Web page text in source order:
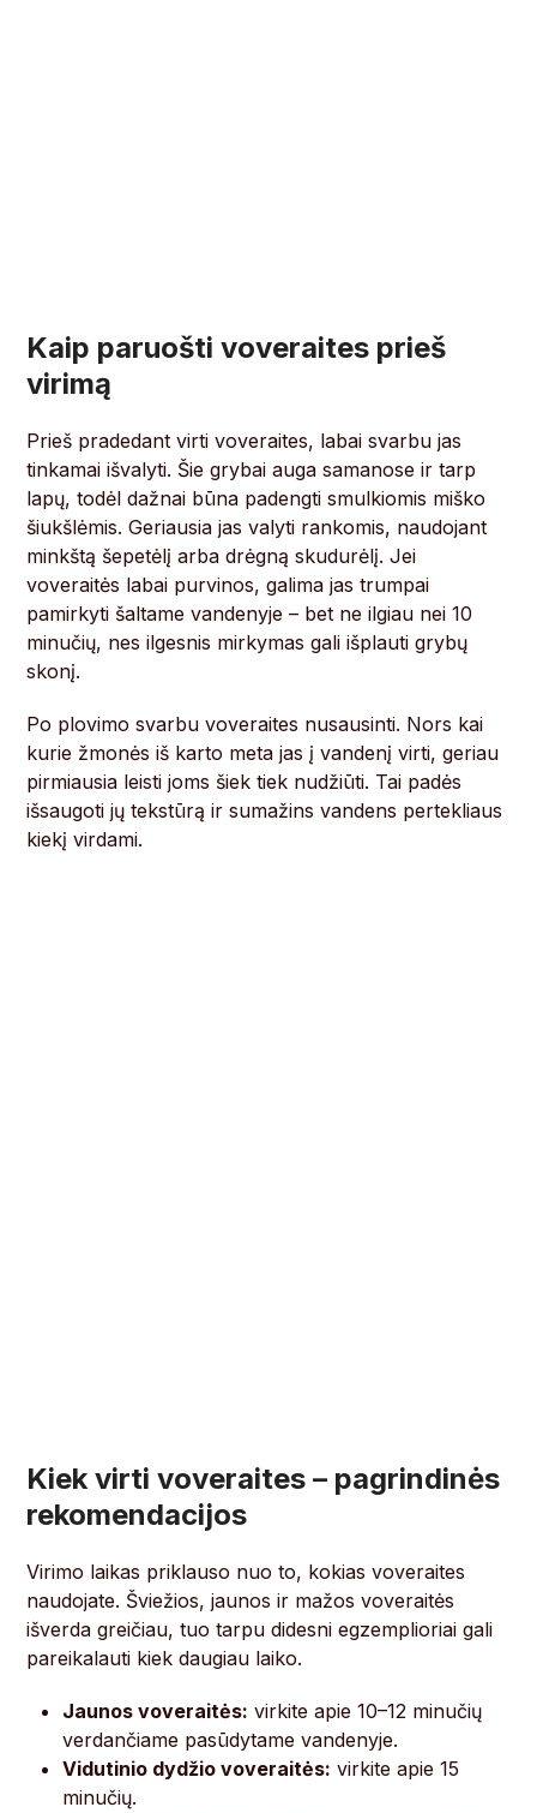
Kaip paruošti voveraites prieš
virimą
Prieš pradedant virti voveraites, labai svarbu jas
tinkamai išvalyti. Šie grybai auga samanose ir tarp
lapų, todėl dažnai būna padengti smulkiomis miško
šiukšlėmis. Geriausia jas valyti rankomis, naudojant
minkštą šepetėlį arba drėgną skudurėlį. Jei
voveraitės labai purvinos, galima jas trumpai
pamirkyti šaltame vandenyje – bet ne ilgiau nei 10
minučių, nes ilgesnis mirkymas gali išplauti grybų
skonį.
Po plovimo svarbu voveraites nusausinti. Nors kai
kurie žmonės iš karto meta jas į vandenį virti, geriau
pirmiausia leisti joms šiek tiek nudžiūti. Tai padės
išsaugoti jų tekstūrą ir sumažins vandens pertekliaus
kiekį virdami.
Kiek virti voveraites – pagrindinės
rekomendacijos
Virimo laikas priklauso nuo to, kokias voveraites
naudojate. Šviežios, jaunos ir mažos voveraitės
išverda greičiau, tuo tarpu didesni egzemplioriai gali
pareikalauti kiek daugiau laiko.
Jaunos voveraitės: virkite apie 10–12 minučių
verdančiame pasūdytame vandenyje.
Vidutinio dydžio voveraitės: virkite apie 15
minučių.